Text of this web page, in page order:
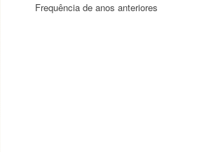
Frequência de anos anteriores